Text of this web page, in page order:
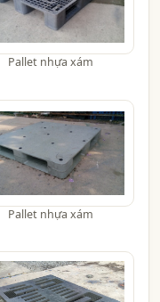
Pallet nhựa xám
Pallet nhựa xám